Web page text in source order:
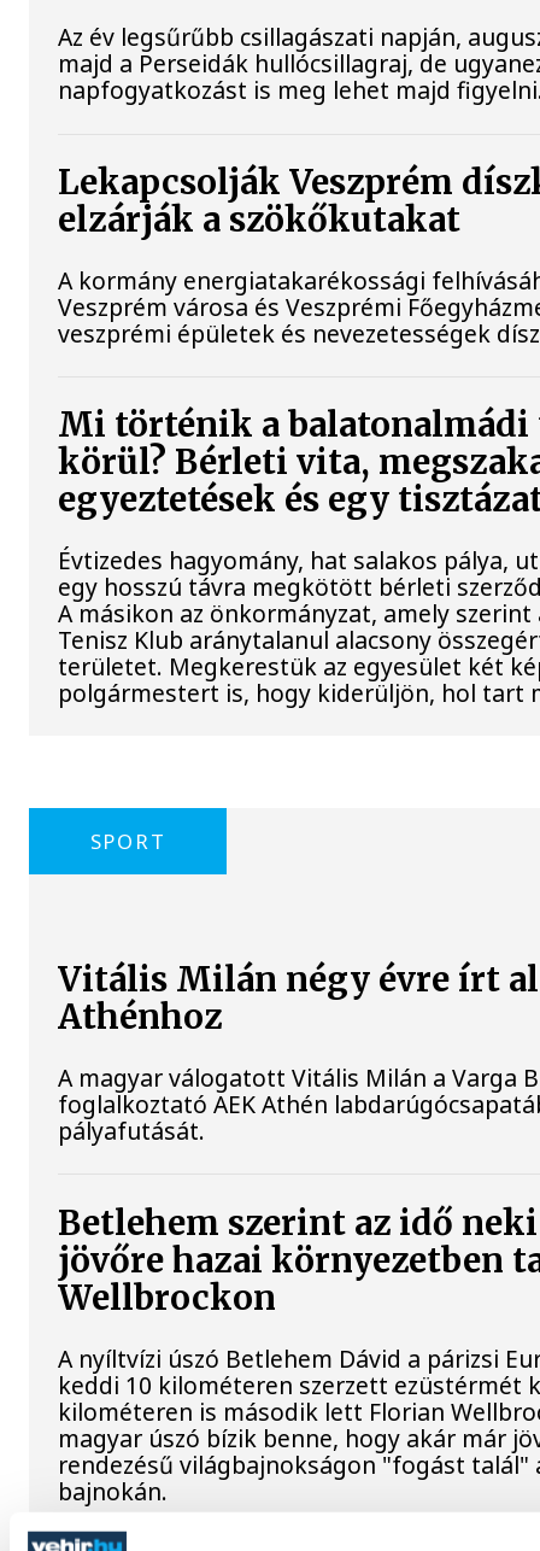
Az év legsűrűbb csillagászati napján,
majd a Perseidák hullócsillagraj, de
napfogyatkozást is meg lehet majd
Lekapcsolják Veszprém
elzárják a szökőkutakat
A kormány energiatakarékossági
Veszprém városa és Veszprémi
veszprémi épületek és nevezetességek
Mi történik a balatonalmádi
körül? Bérleti vita,
egyeztetések és egy
Évtizedes hagyomány, hat salakos pálya,
egy hosszú távra megkötött bérleti
A másikon az önkormányzat, amely
Tenisz Klub aránytalanul alacsony
területet. Megkerestük az egyesület két
polgármestert is, hogy kiderüljön, hol tart
SPORT
Vitális Milán négy évre írt
Athénhoz
A magyar válogatott Vitális Milán a Varga
foglalkoztató AEK Athén
pályafutását.
Betlehem szerint az idő
jövőre hazai környezetben
Wellbrockon
A nyíltvízi úszó Betlehem Dávid a párizsi
keddi 10 kilométeren szerzett ezüstérmét
kilométeren is második lett Florian
magyar úszó bízik benne, hogy akár már
rendezésű világbajnokságon "fogást talál"
bajnokán.